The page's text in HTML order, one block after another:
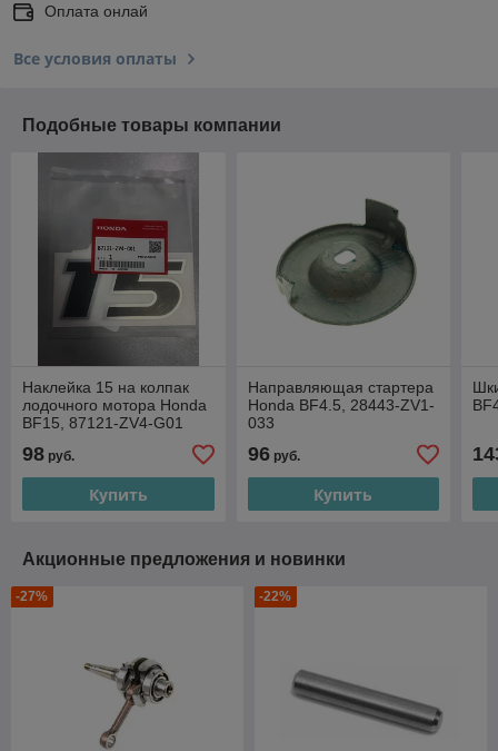
Оплата онлай
Все условия оплаты
Подобные товары компании
Наклейка 15 на колпак
лодочного мотора Honda
BF15, 87121-ZV4-G01
98 руб.
Купить
Направляющая стартера
Honda BF4.5, 28443-ZV1-
033
96руб.
Купить
Акционные предложения и новинки
-27% -22%